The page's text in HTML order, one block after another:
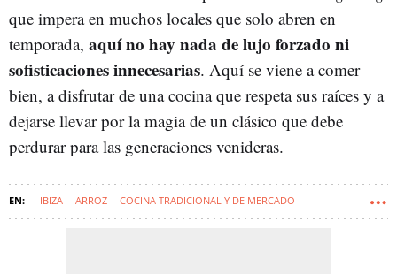
que impera en muchos locales que solo abren en
temporada, aquí no hay nada delujo forzado ni
sofisticaciones innecesarias. Aquí se viene a comer
bien, a disfrutar de una cocina que respeta sus raíces y a
dejarse llevar por la magia de un clásico que debe
perdurar para las generaciones venideras.
IBIZA ARROZ COCINA TRADICIONAL Y DE MERCADO